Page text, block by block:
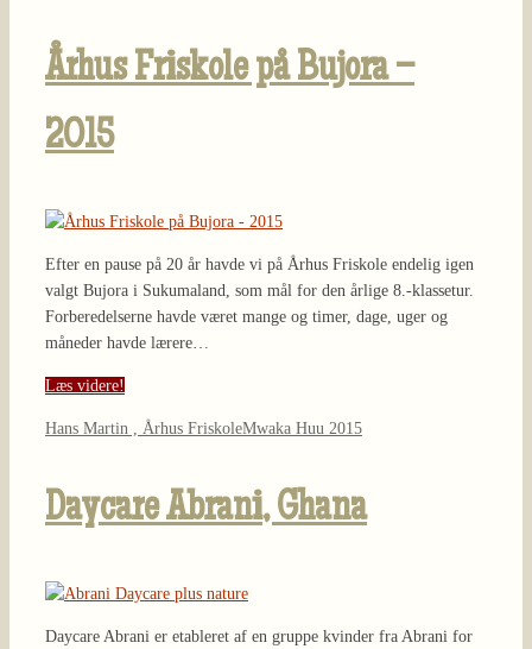
Århus Friskole på Bujora –
2015
Efter en pause på 20 år havde vi på Århus Friskole endelig igen
valgt Bujora i Sukumaland, som mål for den årlige 8.-klassetur.
Forberedelserne havde været mange og timer, dage, uger og
måneder havde lærere…
Læs videre!
Hans Martin , Århus FriskoleMwaka Huu 2015
Daycare Abrani, Ghana
Daycare Abrani er etableret af en gruppe kvinder fra Abrani for